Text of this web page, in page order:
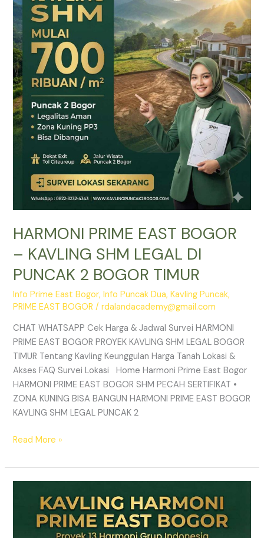
HARMONI PRIME EAST BOGOR
– KAVLING SHM LEGAL DI
PUNCAK 2 BOGOR TIMUR
Info Prime East Bogor,Info Puncak Dua,Kavling Puncak,
PRIME EAST BOGOR /rdalandacademy@gmail.com
CHAT WHATSAPP Cek Harga & Jadwal Survei HARMONI
PRIME EAST BOGOR PROYEK KAVLING SHM LEGAL BOGOR
TIMUR Tentang Kavling Keunggulan Harga Tanah Lokasi &
Akses FAQ Survei Lokasi Home Harmoni Prime East Bogor
HARMONI PRIME EAST BOGOR SHM PECAH SERTIFIKAT •
ZONA KUNING BISA BANGUN HARMONI PRIME EAST BOGOR
KAVLING SHM LEGAL PUNCAK 2
EAST
BOGOR
–
KAVLING
SHM
LEGAL
DI
PUNCAK
2
BOGOR
Read More »
MURAH
Puncak